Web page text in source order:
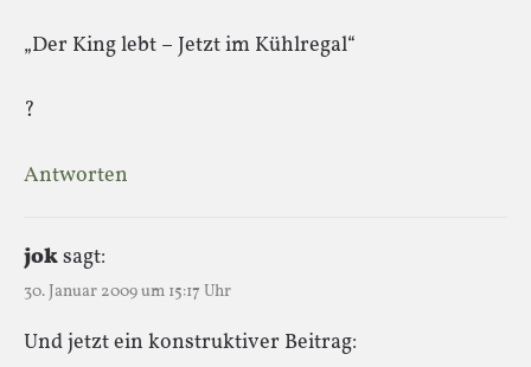
„Der King lebt – Jetzt im Kühlregal“
?
Antworten
joksagt:
30. Januar 2009 um 15:17 Uhr
Und jetzt ein konstruktiver Beitrag: